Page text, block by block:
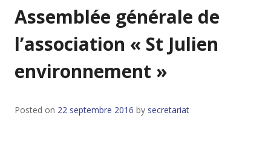
Assemblée générale de
l’association « St Julien
environnement »
Posted on 22 septembre 2016 by secretariat